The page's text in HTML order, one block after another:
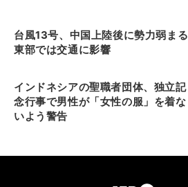
台風13号、中国上陸後に勢力弱まる
東部では交通に影響
インドネシアの聖職者団体、独立記
念行事で男性が「女性の服」を着な
いよう警告